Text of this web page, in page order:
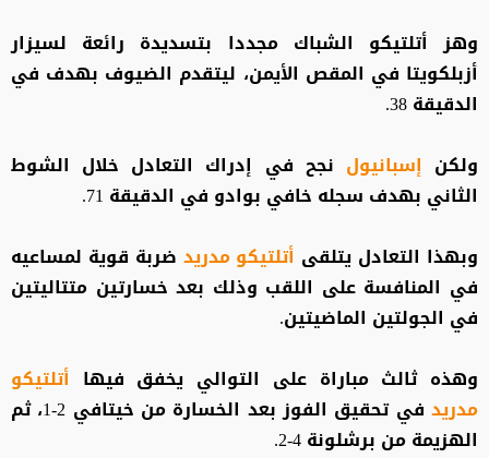
وهز أتلتيكو الشباك مجددا بتسديدة رائعة لسيزار
أزبلكويتا في المقص الأيمن، ليتقدم الضيوف بهدف في
الدقيقة 38.
ولكن إسبانيول نجح في إدراك التعادل خلال الشوط
الثاني بهدف سجله خافي بوادو في الدقيقة 71.
وبهذا التعادل يتلقى أتلتيكو مدريد ضربة قوية لمساعيه
في المنافسة على اللقب وذلك بعد خسارتين متتاليتين
في الجولتين الماضيتين.
وهذه ثالث مباراة على التوالي يخفق فيها أتلتيكو
مدريد
في تحقيق الفوز بعد الخسارة من خيتافي 2-1، ثم
الهزيمة من برشلونة 4-2.